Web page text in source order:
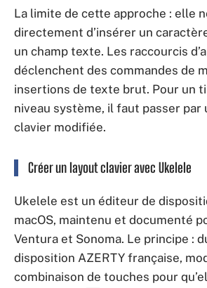
La limite de cette approche : elle
directement d’insérer un
un champ texte. Les raccourcis
déclenchent des commandes de
insertions de texte brut. Pour un
niveau système, il faut passer par
clavier modifiée.
Créer un layout clavier avec Ukelele
Ukelele est un éditeur de
macOS, maintenu et documenté
Ventura et Sonoma. Le principe :
disposition AZERTY française,
combinaison de touches pour